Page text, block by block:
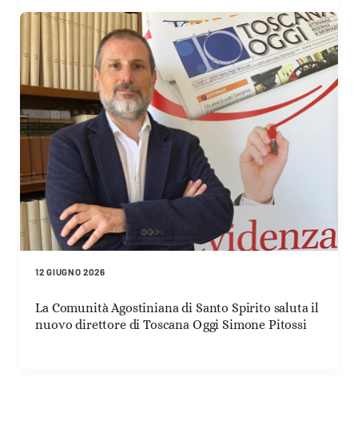
12 GIUGNO 2026
La Comunità Agostiniana di Santo Spirito saluta il
nuovo direttore di Toscana Oggi Simone Pitossi